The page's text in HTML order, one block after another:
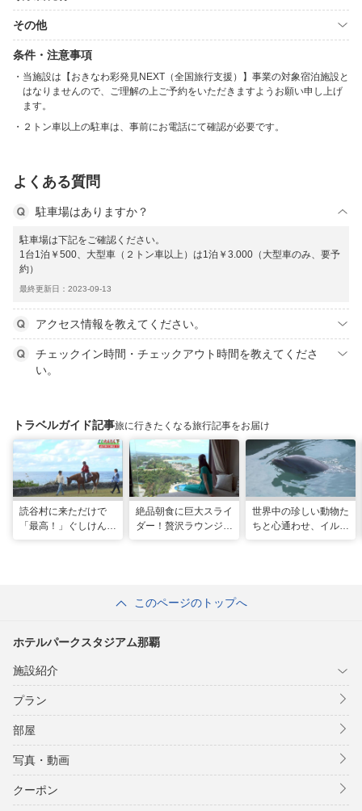
その他
条件・注意事項
当施設は【おきなわ彩発見NEXT（全国旅行支援）】事業の対象宿泊施設と
はなりませんので、ご理解の上ご予約をいただきますようお願い申し上げ
ます。
２トン車以上の駐車は、事前にお電話にて確認が必要です。
よくある質問
駐車場はありますか？
駐車場は下記をご確認ください。
1台1泊￥500、大型車（２トン車以上）は1泊￥3.000（大型車のみ、要予
約）
最終更新日：2023-09-13
アクセス情報を教えてください。
チェックイン時間・チェックアウト時間を教えてくださ
い。
トラベルガイド記事旅に行きたくなる旅行記事をお届け
読谷村に来ただけで
「最高！」ぐしけんさ
絶品朝食に巨大スライ
ダー！贅沢ラウンジと
世界中の珍しい動物た
ちと心通わせ、イルカ
このページのトップへ
ホテルパークスタジアム那覇
施設紹介
プラン
部屋
写真・動画
クーポン